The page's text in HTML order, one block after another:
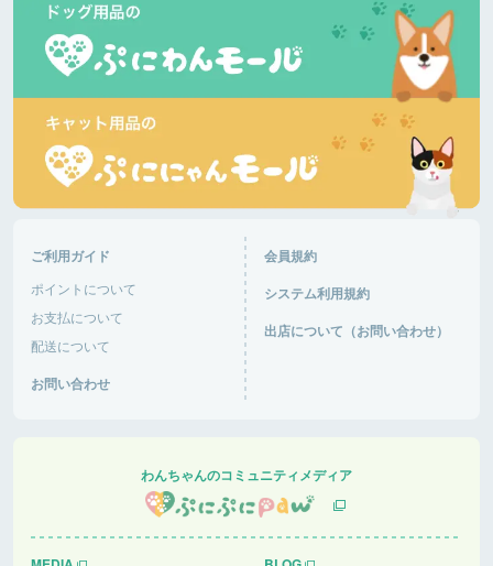
ご利用ガイド
ポイントについて
お支払について
配送について
お問い合わせ
会員規約
システム利用規約
出店について（お問い合わせ）
わんちゃんのコミュニティメディア